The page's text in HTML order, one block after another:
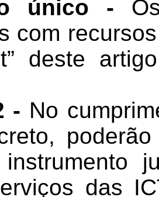
único -
com
deste
- No
das